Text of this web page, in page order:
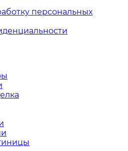
персональных